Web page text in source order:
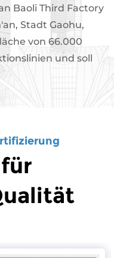
Baoli Third Factory
Stadt Gaohu,
von 66.000
und soll